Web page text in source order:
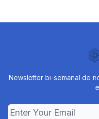
Newsletter bi-semanal de